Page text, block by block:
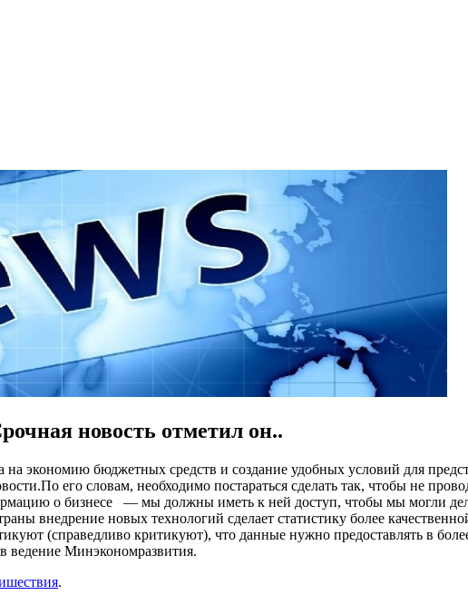
новость отметил он..
на экономию бюджетных средств и создание удобных условий для
его словам, необходимо постараться сделать так, чтобы не
о бизнесе — мы должны иметь к ней доступ, чтобы мы могли
внедрение новых технологий сделает статистику более
(справедливо критикуют), что данные нужно предоставлять в
ведение Минэкономразвития.
.